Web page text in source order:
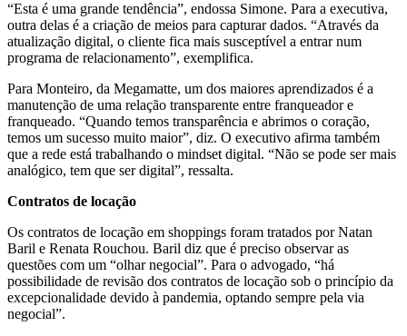
“Esta é uma grande tendência”, endossa Simone. Para a executiva,
outra delas é a criação de meios para capturar dados. “Através da
atualização digital, o cliente fica mais susceptível a entrar num
programa de relacionamento”, exemplifica.
Para Monteiro, da Megamatte, um dos maiores aprendizados é a
manutenção de uma relação transparente entre franqueador e
franqueado. “Quando temos transparência e abrimos o coração,
temos um sucesso muito maior”, diz. O executivo afirma também
que a rede está trabalhando o mindset digital. “Não se pode ser mais
analógico, tem que ser digital”, ressalta.
Contratos de locação
Os contratos de locação em shoppings foram tratados por Natan
Baril e Renata Rouchou. Baril diz que é preciso observar as
questões com um “olhar negocial”. Para o advogado, “há
possibilidade de revisão dos contratos de locação sob o princípio da
excepcionalidade devido à pandemia, optando sempre pela via
negocial”.